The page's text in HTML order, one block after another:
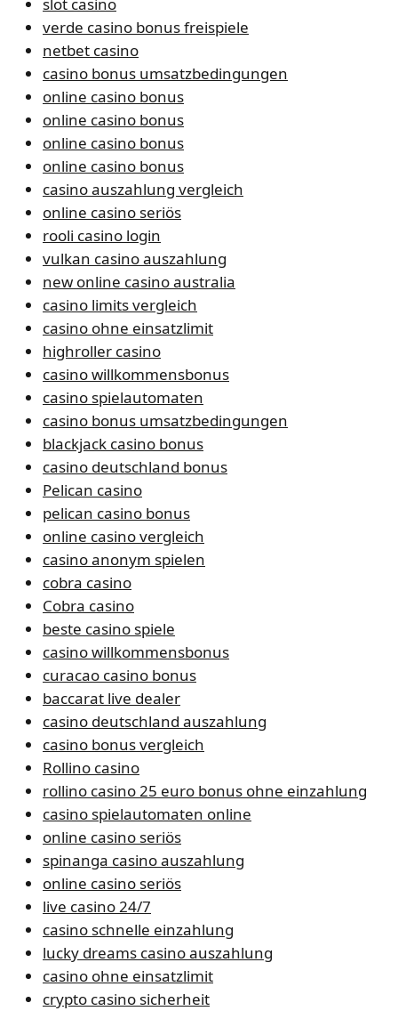
verde casino bonus freispiele
netbet casino
casino bonus umsatzbedingungen
online casino bonus
online casino bonus
online casino bonus
online casino bonus
casino auszahlung vergleich
online casino seriös
rooli casino login
vulkan casino auszahlung
new online casino australia
casino limits vergleich
casino ohne einsatzlimit
highroller casino
casino willkommensbonus
casino spielautomaten
casino bonus umsatzbedingungen
blackjack casino bonus
casino deutschland bonus
Pelican casino
pelican casino bonus
online casino vergleich
casino anonym spielen
cobra casino
Cobra casino
beste casino spiele
casino willkommensbonus
curacao casino bonus
baccarat live dealer
casino deutschland auszahlung
casino bonus vergleich
Rollino casino
rollino casino 25 euro bonus ohne einzahlung
casino spielautomaten online
online casino seriös
spinanga casino auszahlung
online casino seriös
live casino 24/7
casino schnelle einzahlung
lucky dreams casino auszahlung
casino ohne einsatzlimit
crypto casino sicherheit